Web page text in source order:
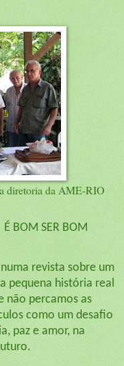
diretoria da AME-RIO
SER BOM
revista sobre um
pequena história real
não percamos as
como um desafio
paz e amor, na